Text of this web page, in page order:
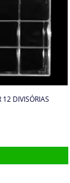
DIVISÓRIAS